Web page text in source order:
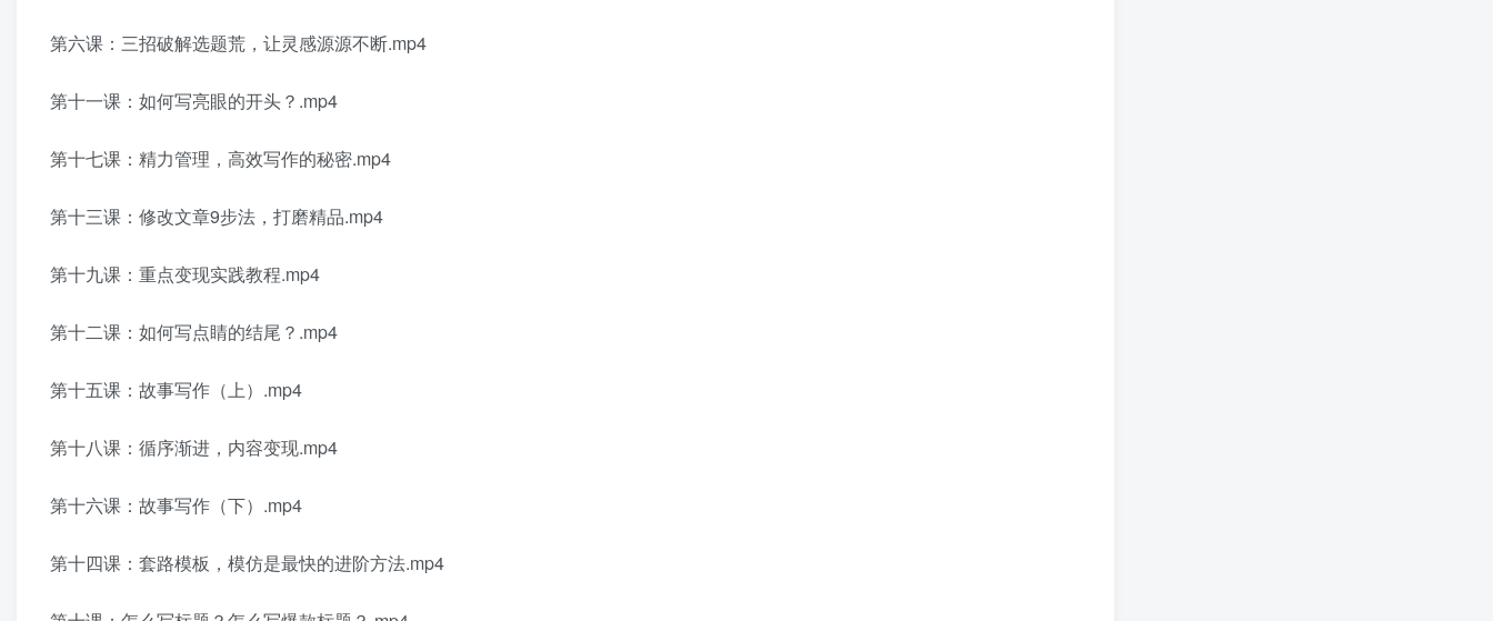
第六课：三招破解选题荒，让灵感源源不断.mp4
第十一课：如何写亮眼的开头？.mp4
第十七课：精力管理，高效写作的秘密.mp4
第十三课：修改文章9步法，打磨精品.mp4
第十九课：重点变现实践教程.mp4
第十二课：如何写点睛的结尾？.mp4
第十五课：故事写作（上）.mp4
第十八课：循序渐进，内容变现.mp4
第十六课：故事写作（下）.mp4
第十四课：套路模板，模仿是最快的进阶方法.mp4